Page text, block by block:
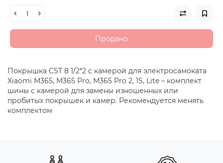
Продано
Покрышка CST 8 1/2*2 с камерой для электросамоката
Xiaomi M365, M365 Pro, M365 Pro 2, 1S, Lite – комплект
шины с камерой для замены изношенных или
пробитых покрышек и камер. Рекомендуется менять
комплектом